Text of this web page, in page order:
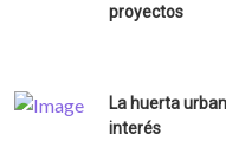
proyectos
La huerta
interés